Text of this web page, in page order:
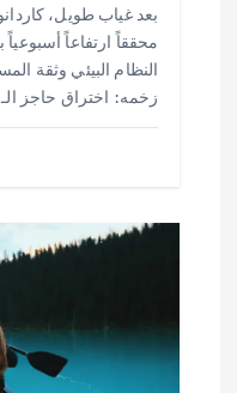
زخمه: اختراق حاجز الـ 0.20 دولار بتطورات…